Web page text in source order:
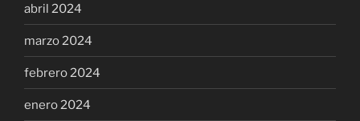
abril 2024
marzo 2024
febrero 2024
enero 2024